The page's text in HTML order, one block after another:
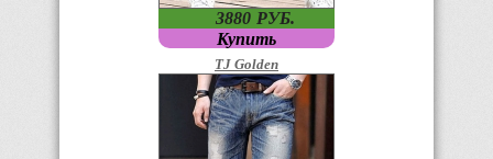
Купить
3880 PУБ.
TJ Golden